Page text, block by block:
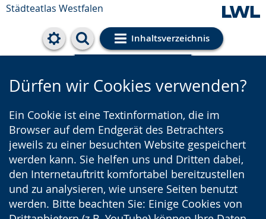
Städteatlas Westfalen
Inhaltsverzeichnis
Cookie-Einstellungen
Dürfen wir Cookies verwenden?
Ein Cookie ist eine Textinformation, die im
Browser auf dem Endgerät des Betrachters
jeweils zu einer besuchten Website gespeichert
werden kann. Sie helfen uns und Dritten dabei,
den Internetauftritt komfortabel bereitzustellen
und zu analysieren, wie unsere Seiten benutzt
werden. Bitte beachten Sie: Einige Cookies von